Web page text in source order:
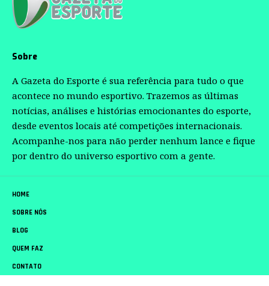
Sobre
A Gazeta do Esporte é sua referência para tudo o que
acontece no mundo esportivo. Trazemos as últimas
notícias, análises e histórias emocionantes do esporte,
desde eventos locais até competições internacionais.
Acompanhe-nos para não perder nenhum lance e fique
por dentro do universo esportivo com a gente.
HOME
SOBRE NÓS
BLOG
QUEM FAZ
CONTATO